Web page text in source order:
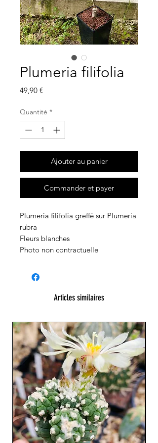
Plumeria filifolia
49,90 €Prix
Quantité *
Ajouter au panier
Commander et payer
Plumeria filifolia greffé sur Plumeria
rubra
Fleurs blanches
Photo non contractuelle
Articles similaires